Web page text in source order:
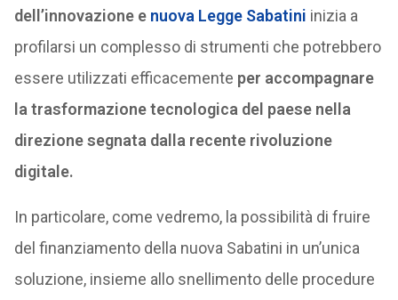
dell’innovazione enuova Legge Sabatini inizia a
profilarsi un complesso di strumenti che potrebbero
essere utilizzati efficacemente per accompagnare
la trasformazione tecnologica del paese nella
direzione segnata dalla recente rivoluzione
digitale.
In particolare, come vedremo, la possibilità di fruire
del finanziamento della nuova Sabatini in un’unica
soluzione, insieme allo snellimento delle procedure